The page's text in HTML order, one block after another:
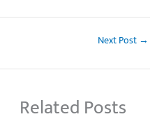
Next Post →
Related Posts